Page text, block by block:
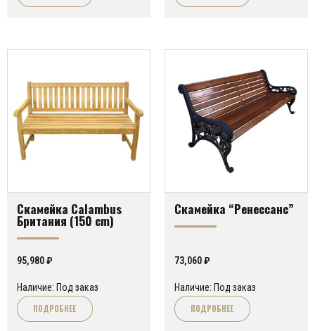
Скамейка Calambus
Британия (150 cm)
95,980₽
Наличие: Под заказ
ПОДРОБНЕЕ
Скамейка “Ренессанс”
73,060₽
Наличие: Под заказ
ПОДРОБНЕЕ